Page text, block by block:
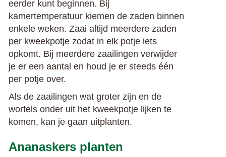
eerder kunt beginnen. Bij
kamertemperatuur kiemen de zaden binnen
enkele weken. Zaai altijd meerdere zaden
per kweekpotje zodat in elk potje iets
opkomt. Bij meerdere zaailingen verwijder
je er een aantal en houd je er steeds één
per potje over.
Als de zaailingen wat groter zijn en de
wortels onder uit het kweekpotje lijken te
komen, kan je gaan uitplanten.
Ananaskers planten